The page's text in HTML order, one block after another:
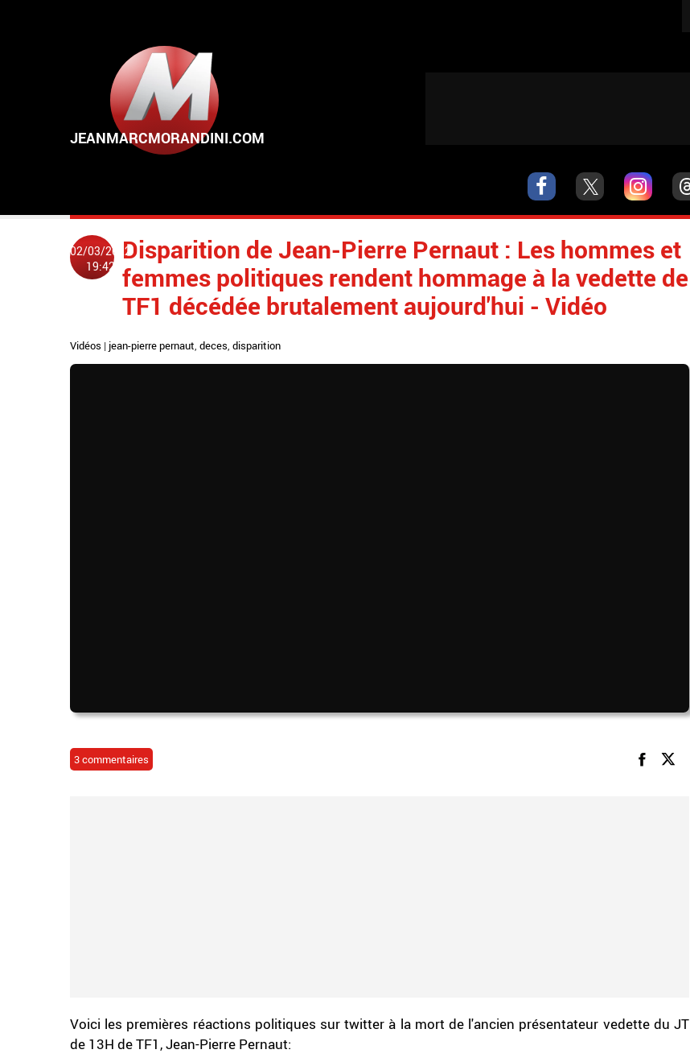
02/03/2022
19:42
Disparition de Jean-Pierre Pernaut : Les hommes et
femmes politiques rendent hommage à la vedette de
TF1 décédée brutalement aujourd'hui - Vidéo
Vidéos | jean-pierre pernaut, deces, disparition
3 commentaires
Voici les premières réactions politiques sur twitter à la mort de l'ancien présentateur vedette du JT
de 13H de TF1, Jean-Pierre Pernaut: